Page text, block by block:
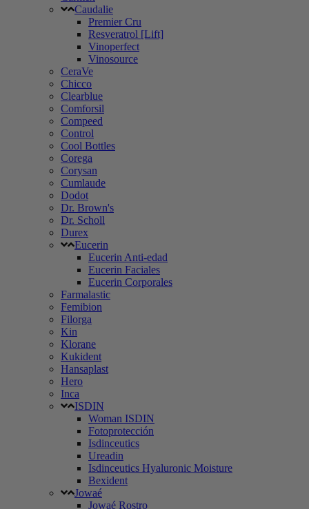
Caudalie
Premier Cru
Resveratrol [Lift]
Vinoperfect
Vinosource
CeraVe
Chicco
Clearblue
Comforsil
Compeed
Control
Cool Bottles
Corega
Corysan
Cumlaude
Dodot
Dr. Brown's
Dr. Scholl
Durex
Eucerin
Eucerin Anti-edad
Eucerin Faciales
Eucerin Corporales
Farmalastic
Femibion
Filorga
Kin
Klorane
Kukident
Hansaplast
Hero
Inca
ISDIN
Woman ISDIN
Fotoprotección
Isdinceutics
Ureadin
Isdinceutics Hyaluronic Moisture
Bexident
Jowaé
Jowaé Rostro